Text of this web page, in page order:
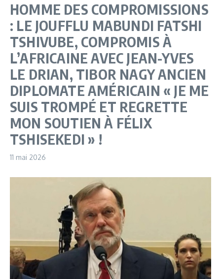
HOMME DES COMPROMISSIONS
: LE JOUFFLU MABUNDI FATSHI
TSHIVUBE, COMPROMIS À
L’AFRICAINE AVEC JEAN-YVES
LE DRIAN, TIBOR NAGY ANCIEN
DIPLOMATE AMÉRICAIN « JE ME
SUIS TROMPÉ ET REGRETTE
MON SOUTIEN À FÉLIX
TSHISEKEDI » !
11 mai 2026